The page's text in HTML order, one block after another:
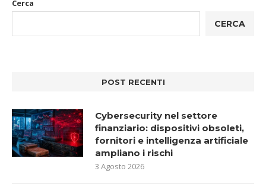
Cerca
CERCA
POST RECENTI
Cybersecurity nel settore
finanziario: dispositivi obsoleti,
fornitori e intelligenza artificiale
ampliano i rischi
3 Agosto 2026